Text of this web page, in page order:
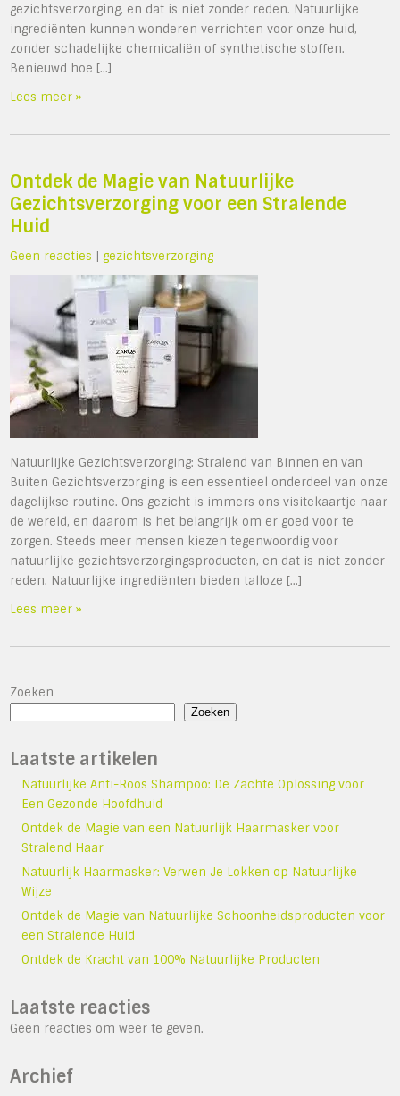
gezichtsverzorging, en dat is niet zonder reden. Natuurlijke
ingrediënten kunnen wonderen verrichten voor onze huid,
zonder schadelijke chemicaliën of synthetische stoffen.
Benieuwd hoe […]
Lees meer »
Ontdek de Magie van Natuurlijke
Gezichtsverzorging voor een Stralende
Huid
Geen reacties |gezichtsverzorging
Natuurlijke Gezichtsverzorging: Stralend van Binnen en van
Buiten Gezichtsverzorging is een essentieel onderdeel van onze
dagelijkse routine. Ons gezicht is immers ons visitekaartje naar
de wereld, en daarom is het belangrijk om er goed voor te
zorgen. Steeds meer mensen kiezen tegenwoordig voor
natuurlijke gezichtsverzorgingsproducten, en dat is niet zonder
reden. Natuurlijke ingrediënten bieden talloze […]
Lees meer »
Zoeken
Zoeken
Laatste artikelen
Natuurlijke Anti-Roos Shampoo: De Zachte Oplossing voor
Een Gezonde Hoofdhuid
Ontdek de Magie van een Natuurlijk Haarmasker voor
Stralend Haar
Natuurlijk Haarmasker: Verwen Je Lokken op Natuurlijke
Wijze
Ontdek de Magie van Natuurlijke Schoonheidsproducten voor
een Stralende Huid
Ontdek de Kracht van 100% Natuurlijke Producten
Laatste reacties
Geen reacties om weer te geven.
Archief